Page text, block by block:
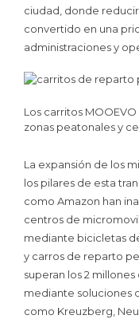
ciudad, donde
convertido en una
administraciones y
Los carritos
zonas peatonales y
La expansión de los
los pilares de esta
como Amazon han
centros de
mediante bicicletas
y carros de reparto
superan los 2
mediante soluciones
como Kreuzberg,